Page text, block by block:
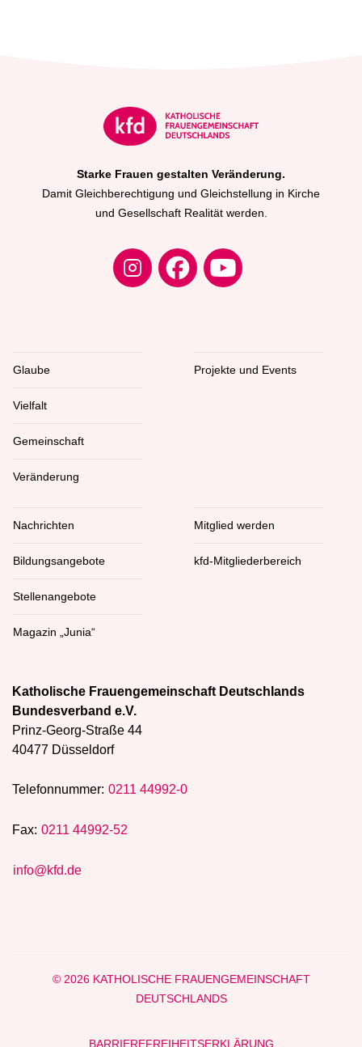
Starke Frauen gestalten Veränderung.
Damit Gleichberechtigung und Gleichstellung in Kirche
und Gesellschaft Realität werden.
Glaube
Vielfalt
Gemeinschaft
Veränderung
Projekte und Events
Nachrichten
Bildungsangebote
Stellenangebote
Magazin „Junia“
Mitglied werden
kfd-Mitgliederbereich
Katholische Frauengemeinschaft Deutschlands
Bundesverband e.V.
Prinz-Georg-Straße 44
40477 Düsseldorf
Telefonnummer: 0211 44992-0
Fax: 0211 44992-52
info@kfd.de
© 2026 KATHOLISCHE FRAUENGEMEINSCHAFT
DEUTSCHLANDS
BARRIEREFREIHEITSERKLÄRUNG